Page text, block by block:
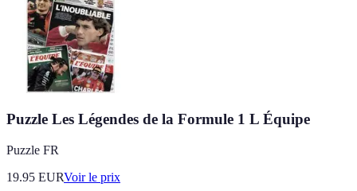
Puzzle Les Légendes de la Formule 1 L Équipe
Puzzle FR
19.95 EURVoir le prix